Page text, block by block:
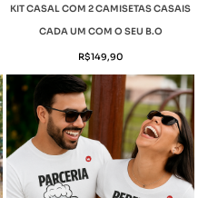
KIT CASAL COM 2 CAMISETAS CASAIS
CADA UM COM O SEU B.O
R$149,90